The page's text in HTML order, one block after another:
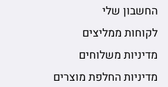
החשבון שלי
לקוחות ממליצים
מדיניות משלוחים
מדיניות החלפת מוצרים